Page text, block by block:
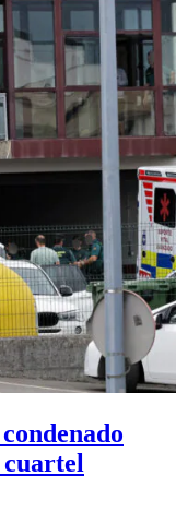
cuartel